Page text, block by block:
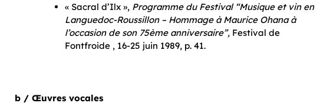
« Sacral d’Ilx », Programme du Festival “Musique et vin en
Languedoc-Roussillon – Hommage à Maurice Ohana à
l’occasion de son 75ème anniversaire”, Festival de
Fontfroide , 16-25 juin 1989, p. 41.
b / Œuvres vocales